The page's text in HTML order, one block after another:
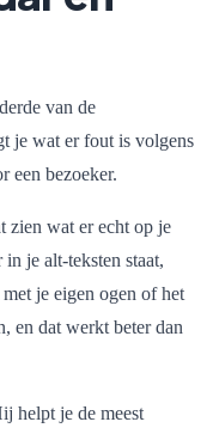
van de
je wat er fout is volgens
een bezoeker.
zien wat er echt op je
je alt-teksten staat,
je eigen ogen of het
en dat werkt beter dan
helpt je de meest